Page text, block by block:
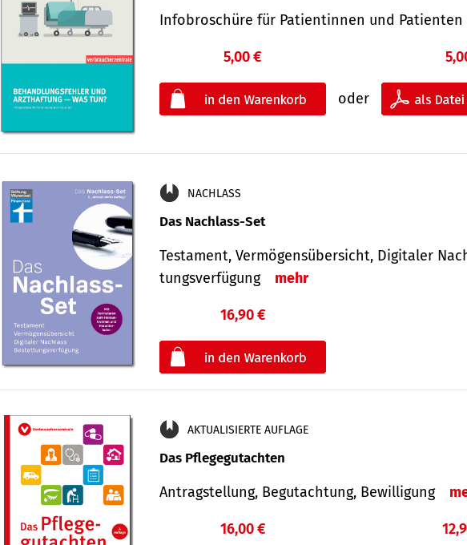
Infobroschüre für Patientinnen und
5,00 €
oder
NACHLASS
Das Nachlass-Set
Testament, Vermögens­übersicht, Digitaler
tungs­ver­fügung
mehr
16,90 €
AKTUALISIERTE AUFLAGE
Das Pflegegutachten
Antragstellung, Begutachtung, Bewilligung
16,00 €